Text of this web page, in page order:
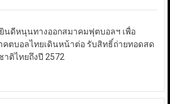
นดีหนุนทางออกสมาคมฟุตบอลฯ เพื่อ
คตบอลไทยเดินหน้าต่อ รับสิทธิ์ถ่ายทอดสด
าติไทยถึงปี 2572